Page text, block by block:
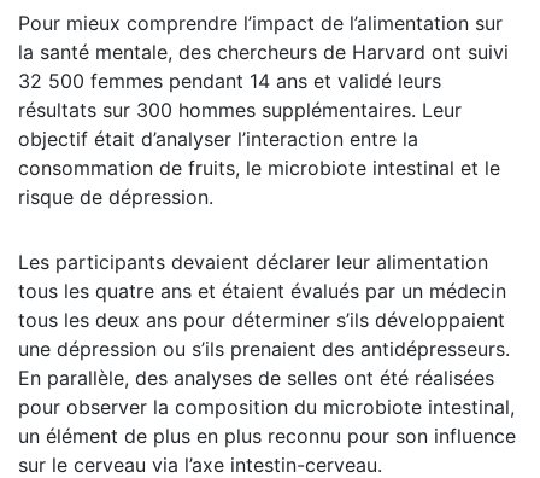
Pour mieux comprendre l’impact de l’alimentation sur
la santé mentale, des chercheurs de Harvard ont suivi
32 500 femmes pendant 14 ans et validé leurs
résultats sur 300 hommes supplémentaires. Leur
objectif était d’analyser l’interaction entre la
consommation de fruits, le microbiote intestinal et le
risque de dépression.
Les participants devaient déclarer leur alimentation
tous les quatre ans et étaient évalués par un médecin
tous les deux ans pour déterminer s’ils développaient
une dépression ou s’ils prenaient des antidépresseurs.
En parallèle, des analyses de selles ont été réalisées
pour observer la composition du microbiote intestinal,
un élément de plus en plus reconnu pour son influence
sur le cerveau via l’axe intestin-cerveau.